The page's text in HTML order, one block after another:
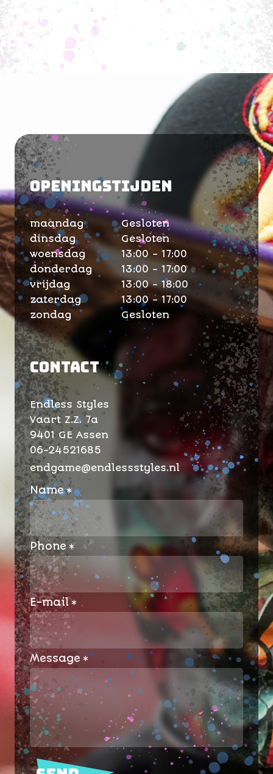
Openingstijden
maandag
Gesloten
dinsdag
Gesloten
woensdag
13:00 - 17:00
donderdag
13:00 - 17:00
vrijdag
13:00 - 18:00
zaterdag
13:00 - 17:00
zondag
Gesloten
Contact
Endless Styles
Vaart Z.Z. 7a
9401 GE Assen
06-24521685
endgame@endlessstyles.nl
Name
Phone
E-mail
Message